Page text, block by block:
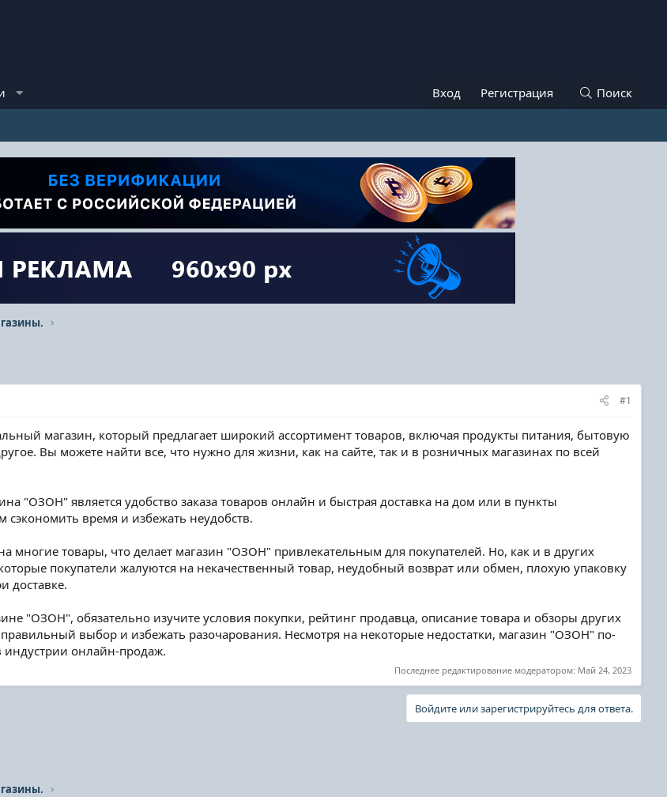
Вход Регистрация Поиск
#1
магазин, который предлагает широкий ассортимент товаров, включая продукты питания, бытовую
Вы можете найти все, что нужно для жизни, как на сайте, так и в розничных магазинах по всей
"ОЗОН" является удобство заказа товаров онлайн и быстрая доставка на дом или в пункты
сэкономить время и избежать неудобств.
многие товары, что делает магазин "ОЗОН" привлекательным для покупателей. Но, как и в других
покупатели жалуются на некачественный товар, неудобный возврат или обмен, плохую упаковку
доставке.
"ОЗОН", обязательно изучите условия покупки, рейтинг продавца, описание товара и обзоры других
выбор и избежать разочарования. Несмотря на некоторые недостатки, магазин "ОЗОН" по-
индустрии онлайн-продаж.
Последнее редактирование модератором: Май 24, 2023
Войдите или зарегистрируйтесь для ответа.